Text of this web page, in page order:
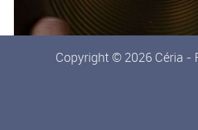
Copyright © 2026 Céria -